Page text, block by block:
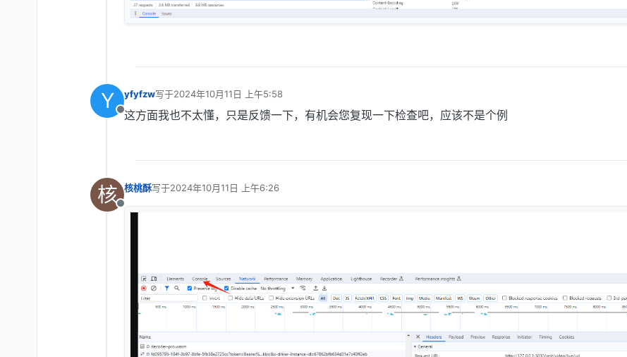
Y
离线
yfyfzw写于2024年10月11日 上午5:58
最后由 编辑
这方面我也不太懂，只是反馈一下，有机会您复现一下检查吧，应该不是个例
核
离线
核桃酥写于2024年10月11日 上午6:26
最后由 编辑